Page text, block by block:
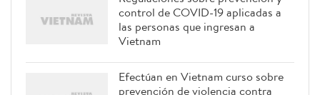
control de COVID-19 aplicadas a
las personas que ingresan a
Vietnam
Efectúan en Vietnam curso sobre
prevención de violencia contra